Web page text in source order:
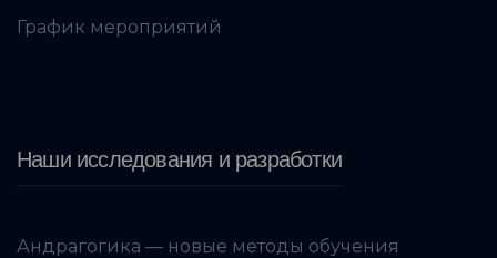
График мероприятий
Наши исследования и разработки
Андрагогика — новые методы обучения